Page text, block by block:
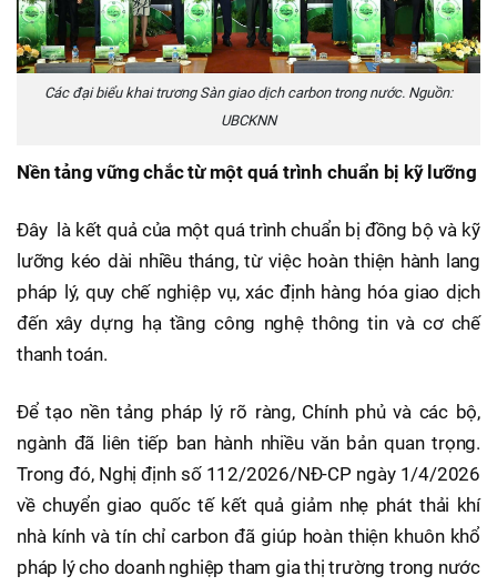
Các đại biểu khai trương Sàn giao dịch carbon trong nước. Nguồn:
UBCKNN
Nền tảng vững chắc từ một quá trình chuẩn bị kỹ lưỡng
Đây là kết quả của một quá trình chuẩn bị đồng bộ và kỹ
lưỡng kéo dài nhiều tháng, từ việc hoàn thiện hành lang
pháp lý, quy chế nghiệp vụ, xác định hàng hóa giao dịch
đến xây dựng hạ tầng công nghệ thông tin và cơ chế
thanh toán.
Để tạo nền tảng pháp lý rõ ràng, Chính phủ và các bộ,
ngành đã liên tiếp ban hành nhiều văn bản quan trọng.
Trong đó, Nghị định số 112/2026/NĐ-CP ngày 1/4/2026
về chuyển giao quốc tế kết quả giảm nhẹ phát thải khí
nhà kính và tín chỉ carbon đã giúp hoàn thiện khuôn khổ
pháp lý cho doanh nghiệp tham gia thị trường trong nước